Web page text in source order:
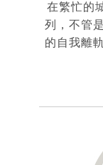
在繁忙的
列，不管
的自我離